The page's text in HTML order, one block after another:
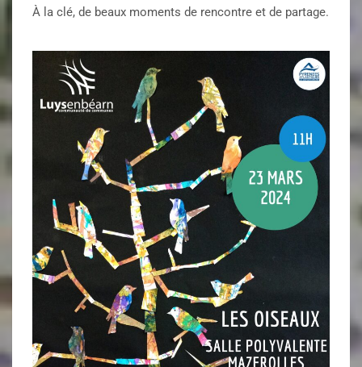
À la clé, de beaux moments de rencontre et de partage.